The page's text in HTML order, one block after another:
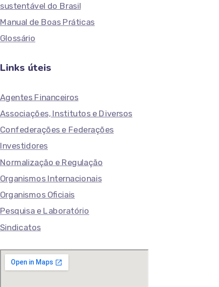
sustentável do Brasil
Manual de Boas Práticas
Glossário
Links úteis
Agentes Financeiros
Associações, Institutos e Diversos
Confederações e Federações
Investidores
Normalização e Regulação
Organismos Internacionais
Organismos Oficiais
Pesquisa e Laboratório
Sindicatos